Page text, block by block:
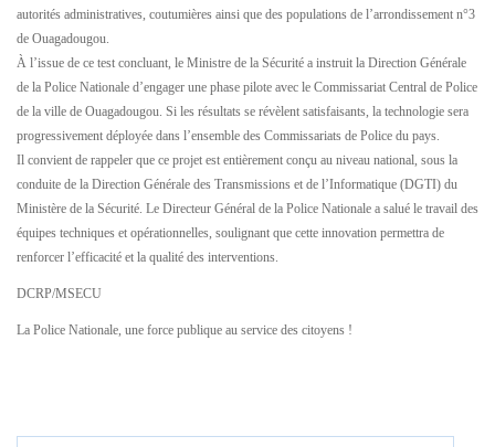
autorités administratives, coutumières ainsi que des populations de l’arrondissement n°3
de Ouagadougou.
À l’issue de ce test concluant, le Ministre de la Sécurité a instruit la Direction Générale
de la Police Nationale d’engager une phase pilote avec le Commissariat Central de Police
de la ville de Ouagadougou. Si les résultats se révèlent satisfaisants, la technologie sera
progressivement déployée dans l’ensemble des Commissariats de Police du pays.
Il convient de rappeler que ce projet est entièrement conçu au niveau national, sous la
conduite de la Direction Générale des Transmissions et de l’Informatique (DGTI) du
Ministère de la Sécurité. Le Directeur Général de la Police Nationale a salué le travail des
équipes techniques et opérationnelles, soulignant que cette innovation permettra de
renforcer l’efficacité et la qualité des interventions.
DCRP/MSECU
La Police Nationale, une force publique au service des citoyens !